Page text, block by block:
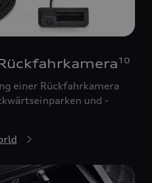
10
einer Rückfahrkamera
und -